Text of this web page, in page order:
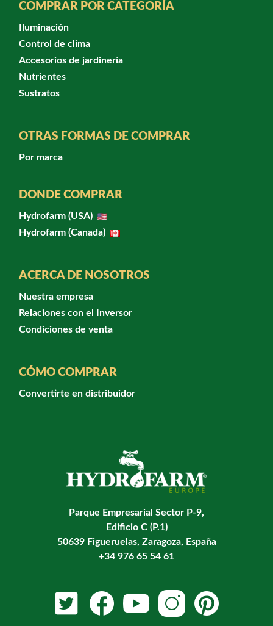
COMPRAR POR CATEGORÍA
Iluminación
Control de clima
Accesorios de jardinería
Nutrientes
Sustratos
OTRAS FORMAS DE COMPRAR
Por marca
DONDE COMPRAR
Hydrofarm (USA)
Hydrofarm (Canada)
ACERCA DE NOSOTROS
Nuestra empresa
Relaciones con el Inversor
Condiciones de venta
CÓMO COMPRAR
Convertirte en distribuidor
Parque Empresarial Sector P-9,
Edificio C (P.1)
50639 Figueruelas, Zaragoza, España
+34 976 65 54 61